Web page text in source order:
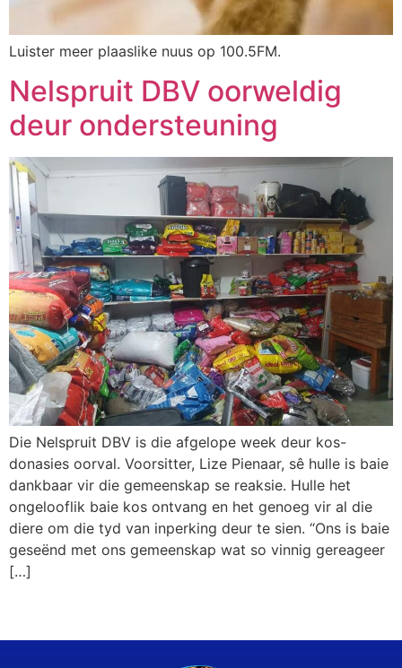
Luister meer plaaslike nuus op 100.5FM.
Nelspruit DBV oorweldig
deur ondersteuning
Die Nelspruit DBV is die afgelope week deur kos-
donasies oorval. Voorsitter, Lize Pienaar, sê hulle is baie
dankbaar vir die gemeenskap se reaksie. Hulle het
ongelooflik baie kos ontvang en het genoeg vir al die
diere om die tyd van inperking deur te sien. “Ons is baie
geseënd met ons gemeenskap wat so vinnig gereageer
[…]